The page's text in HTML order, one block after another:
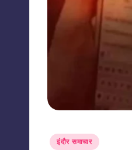
Posted
इंदौर समाचार